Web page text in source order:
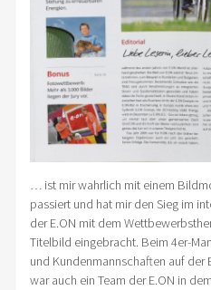
… ist mir wahrlich mit einem
passiert und hat mir den Sieg im
der E.ON mit dem
Titelbild eingebracht. Beim 4er-
und Kundenmannschaften auf der
war auch ein Team der E.ON in